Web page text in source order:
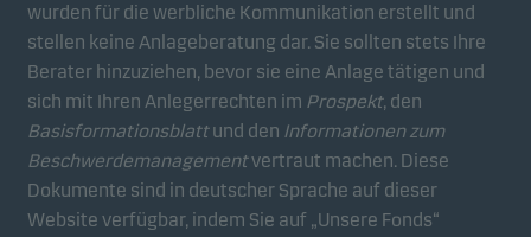
wurden für die werbliche Kommunikation erstellt und
stellen keine Anlageberatung dar. Sie sollten stets Ihre
Berater hinzuziehen, bevor sie eine Anlage tätigen und
sich mit Ihren Anlegerrechten im Prospekt, den
Basisformationsblattund den Informationen zum
Beschwerdemanagementvertraut machen. Diese
Dokumente sind in deutscher Sprache auf dieser
Website verfügbar, indem Sie auf „Unsere Fonds“